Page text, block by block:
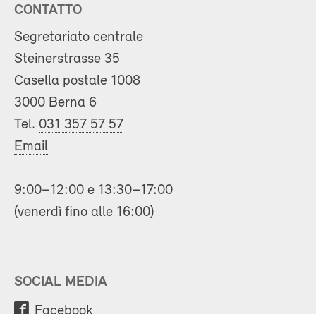
CONTATTO
Segretariato centrale
Steinerstrasse 35
Casella postale 1008
3000 Berna 6
Tel. 031 357 57 57
Email
9:00–12:00 e 13:30–17:00
(venerdì fino alle 16:00)
SOCIAL MEDIA
Facebook